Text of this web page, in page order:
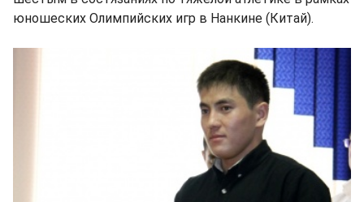
юношеских Олимпийских игр в Нанкине (Китай).